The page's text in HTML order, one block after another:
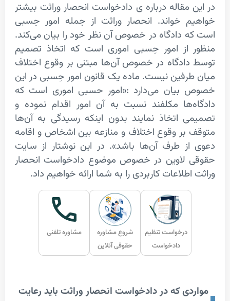
درباره ی دادخواست انحصار وراثت بیشتر
خواند. انحصار وراثت از جمله امور حِسبی
دادگاه در خصوص آن نظر خود را بیان می‌کند.
از امور حِسبی اموری است که اتخاذ تصمیم
در خصوص آن‌ها مبتنی بر وقوع اختلاف
نیست. ماده یک قانون امور حِسبی در این
می‌دارد :«امور حسبی اموری است که
مکلفند نسبت به آن امور اقدام نموده و
اتخاذ نمایند بدون اینکه رسیدگی به آن‌ها
‌وقوع اختلاف و منازعه بین اشخاص و اقامه
طرف آن‌ها باشد». در این نوشتار از سایت
لاوین در خصوص موضوع دادخواست انحصار
کاربردی را به شما ارائه خواهیم داد.
درخواست تنظیم
شروع مشاوره
حقوقی آنلاین
مشاوره تلفنی
که در دادخواست انحصار وراثت باید رعایت